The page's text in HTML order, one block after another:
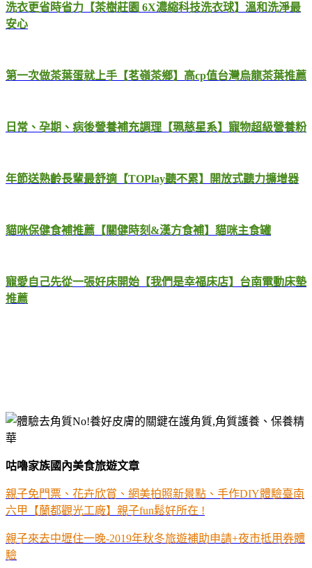
洗衣更省時省力【茶樹莊園 6X濃縮科技洗衣球】溫和洗淨最
安心
第一次做茶葉蛋就上手【茗嶺茶鄉】高cp值台灣烏龍茶葉推薦
日常、孕期、病後營養補充調理【珮慈星系】寵物超級營養粉
年節送熟齡長輩最舒適【TOPlay聽不累】開放式聽力擴增器
貓咪保健食補推薦【關健時刻&漢方食補】貓咪主食罐
寵愛自己先從一張好床開始【我們是幸福床店】台南電動床墊
推薦
咕嚕家族國內美食旅遊文章
親子免門票、花卉欣賞、網美拍照新景點、手作DIY體驗臺南
六甲【蘭都觀光工廠】親子fun鬆好所在 !
親子來去中壢住一晚-2019年秋冬旅遊補助申請+夜市抵用券體
驗